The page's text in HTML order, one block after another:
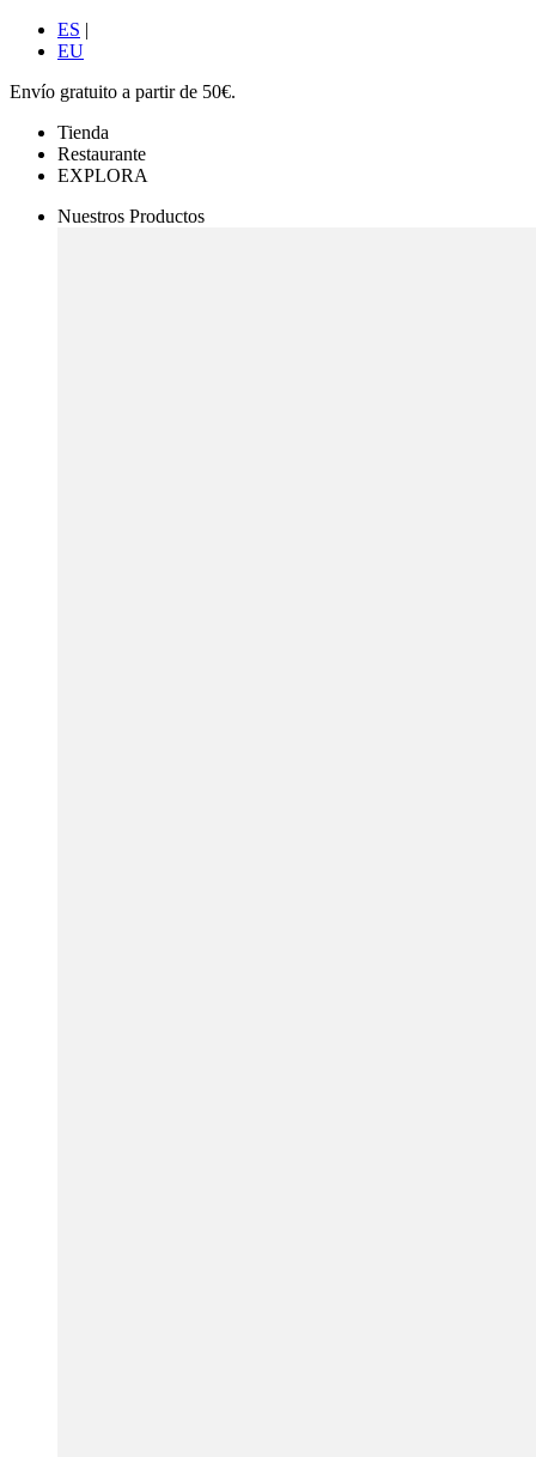
ES |
EU
Envío gratuito a partir de 50€.
Tienda
Restaurante
EXPLORA
Nuestros Productos